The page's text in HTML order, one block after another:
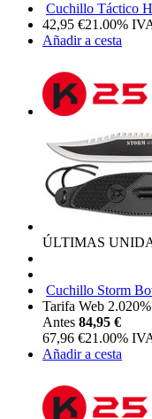
Cuchillo Táctico
42,95 €21.00%
Añadir a cesta
ÚLTIMAS
Cuchillo Storm
Tarifa Web 2.020%
Antes 84,95 €
67,96 €21.00%
Añadir a cesta